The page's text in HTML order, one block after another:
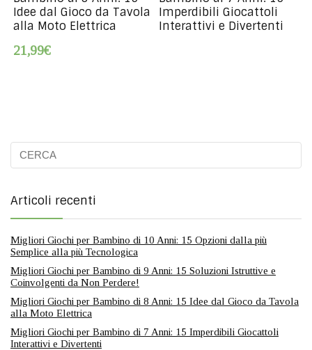
Idee dal Gioco da Tavola
alla Moto Elettrica
21,99€
Imperdibili Giocattoli
Interattivi e Divertenti
Articoli recenti
Migliori Giochi per Bambino di 10 Anni: 15 Opzioni dalla più
Semplice alla più Tecnologica
Migliori Giochi per Bambino di 9 Anni: 15 Soluzioni Istruttive e
Coinvolgenti da Non Perdere!
Migliori Giochi per Bambino di 8 Anni: 15 Idee dal Gioco da Tavola
alla Moto Elettrica
Migliori Giochi per Bambino di 7 Anni: 15 Imperdibili Giocattoli
Interattivi e Divertenti